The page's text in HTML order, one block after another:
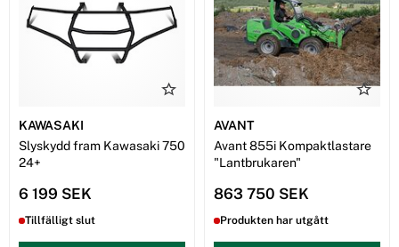
KAWASAKI
Slyskydd fram Kawasaki 750
24+
6 199 SEK
Tillfälligt slut
AVANT
Avant 855i Kompaktlastare
"Lantbrukaren"
863 750 SEK
Produkten har utgått